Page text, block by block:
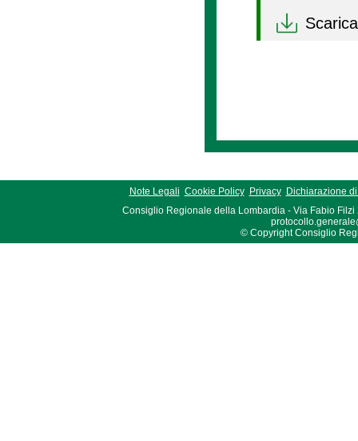
Note Legali Cookie Policy Privacy
Dichiarazione
Consiglio Regionale della Lombardia - Via Fabio Filzi
© Copyright Consiglio